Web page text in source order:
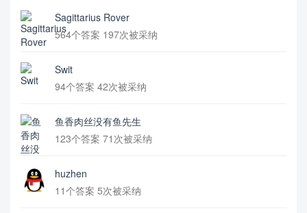
Sagittarius Rover
564个答案 197次被采纳
Swit
94个答案 42次被采纳
鱼香肉丝没有鱼先生
123个答案 71次被采纳
huzhen
11个答案 5次被采纳